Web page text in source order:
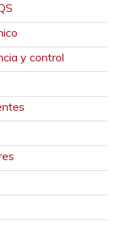
y control